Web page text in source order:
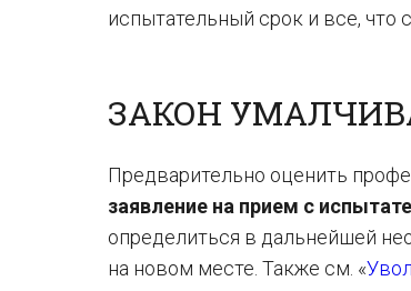
испытательный срок и все, что
ЗАКОН
Предварительно оценить
заявление на прием с
определиться в дальнейшей
на новом месте. Также см. «